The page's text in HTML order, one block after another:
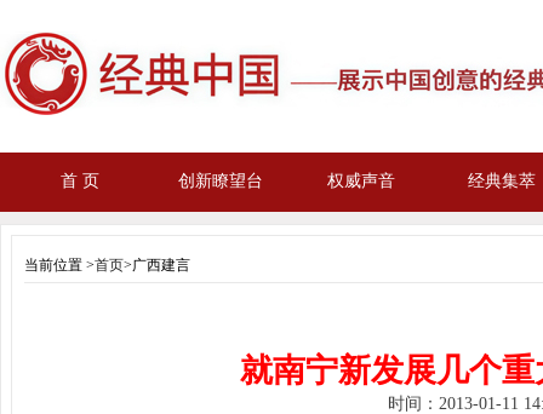
首 页 创新瞭望台 权威声音 经典集萃
当前位置 >首页>广西建言
就南宁新发展几个
时间： 2013-01-11